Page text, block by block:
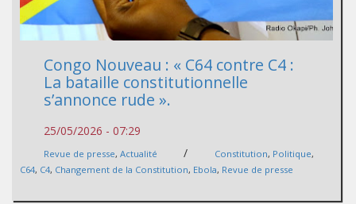
Congo Nouveau : « C64 contre C4 :
La bataille constitutionnelle
s’annonce rude ».
25/05/2026 - 07:29
Revue de presse, Actualité / Constitution, Politique,
C64, C4, Changement de la Constitution, Ebola, Revue de presse